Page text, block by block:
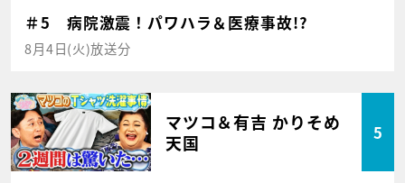
＃5 病院激震！パワハラ＆医療事故!?
8月4日(火)放送分
マツコ＆有吉 かりそめ
天国
5